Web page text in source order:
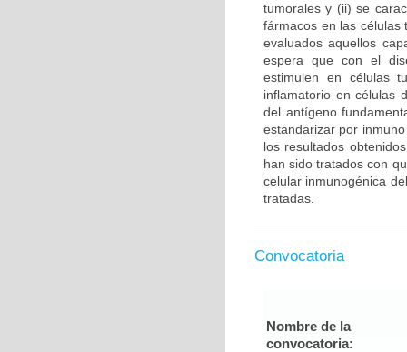
tumorales y (ii) se
fármacos en las células
evaluados aquellos
espera que con el
estimulen en células
inflamatorio en células
del antígeno
estandarizar por
los resultados
han sido tratados con
celular inmunogénica
tratadas.
Convocatoria
Nombre de la
convocatoria: